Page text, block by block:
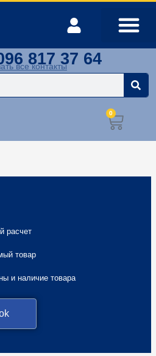
817 37 64
все контакты
0
расчет
товар
и наличие товара